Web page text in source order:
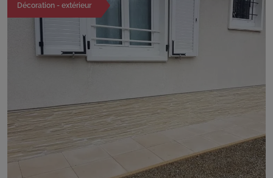
Décoration - extérieur